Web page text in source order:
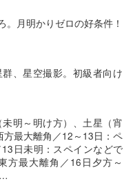
月明かりゼロの好条件！
、星空撮影。初級者向け
明～明け方）、土星（宵
方最大離角／12～13日：ペ
日未明：スペインなどで
方最大離角／16日夕方～